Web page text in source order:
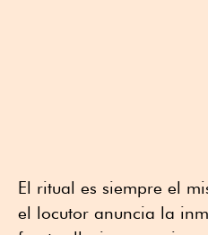
El ritual es siempre el
el locutor anuncia la